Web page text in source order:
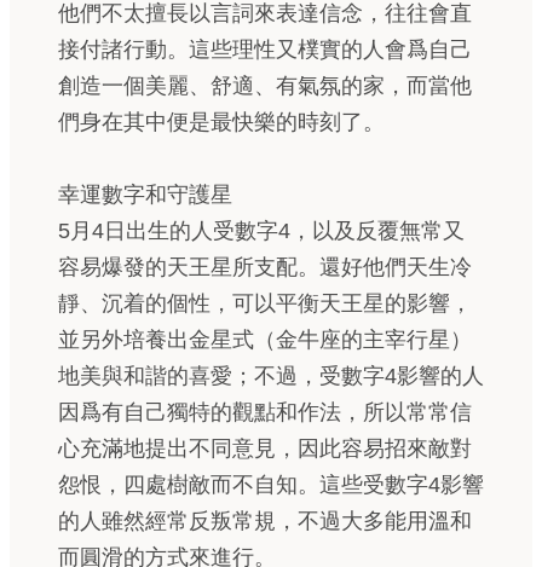
他們不太擅長以言詞來表達信念，往往會直
接付諸行動。這些理性又樸實的人會爲自己
創造一個美麗、舒適、有氣氛的家，而當他
們身在其中便是最快樂的時刻了。
幸運數字和守護星
5月4日出生的人受數字4，以及反覆無常又
容易爆發的天王星所支配。還好他們天生冷
靜、沉着的個性，可以平衡天王星的影響，
並另外培養出金星式（金牛座的主宰行星）
地美與和諧的喜愛；不過，受數字4影響的人
因爲有自己獨特的觀點和作法，所以常常信
心充滿地提出不同意見，因此容易招來敵對
怨恨，四處樹敵而不自知。這些受數字4影響
的人雖然經常反叛常規，不過大多能用溫和
而圓滑的方式來進行。